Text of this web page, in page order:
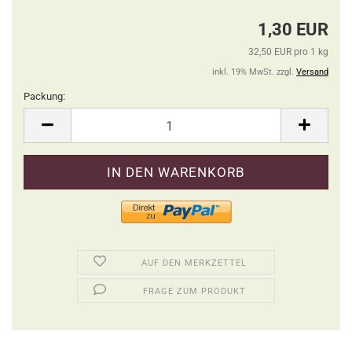
1,30 EUR
32,50 EUR pro 1 kg
inkl. 19% MwSt. zzgl. Versand
Packung:
AUF DEN MERKZETTEL
FRAGE ZUM PRODUKT